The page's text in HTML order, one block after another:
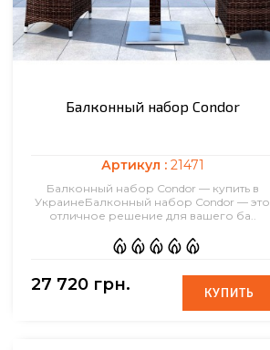
Балконный набор Condor
Артикул : 21471
Балконный набор Condor — купить в
УкраинеБалконный набор Condor — это
отличное решение для вашего ба..
27 720 грн. КУПИТЬ
КУПИТЬ